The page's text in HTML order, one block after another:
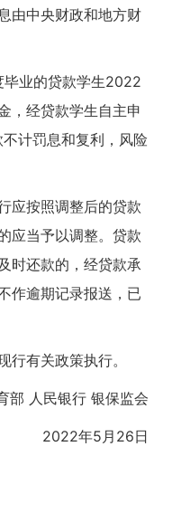
由中央财政和地方财
业的贷款学生2022
，经贷款学生自主申
计罚息和复利，风险
应按照调整后的贷款
应当予以调整。贷款
时还款的，经贷款承
作逾期记录报送，已
行有关政策执行。
部 人民银行 银保监会
2022年5月26日